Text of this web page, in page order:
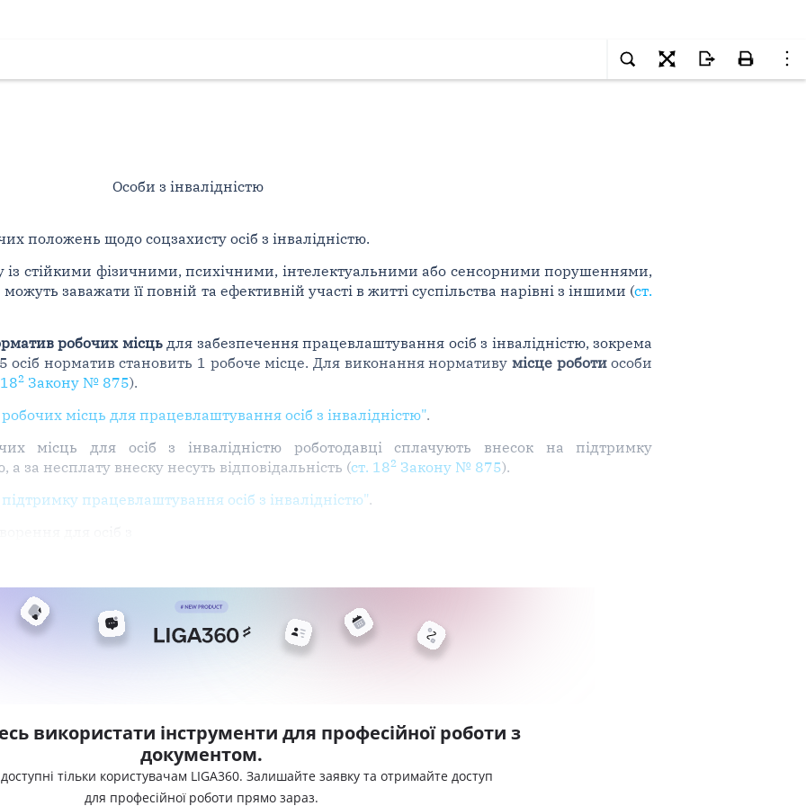
Особи з інвалідністю
положень щодо соцзахисту осіб з інвалідністю.
із стійкими фізичними, психічними, інтелектуальними або сенсорними порушеннями,
заважати її повній та ефективній участі в житті суспільства нарівні з іншими (ст.
робочих місцьдля забезпечення працевлаштування осіб з інвалідністю, зокрема
осіб норматив становить 1 робоче місце. Для виконання нормативу місце роботиособи
2Закону № 875).
місць для працевлаштування осіб з інвалідністю".
місць для осіб з інвалідністю роботодавці сплачують внесок на підтримку
за несплату внеску несуть відповідальність (ст. 182 Закону № 875).
працевлаштування осіб з інвалідністю".
використати інструменти для професійної роботи з
документом.
тільки користувачам LIGA360. Залишайте заявку та отримайте доступ
для професійної роботи прямо зараз.